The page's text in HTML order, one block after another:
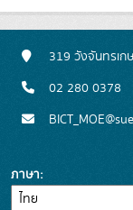
319 วังจันทรเ
02 280 0378
ภาษา